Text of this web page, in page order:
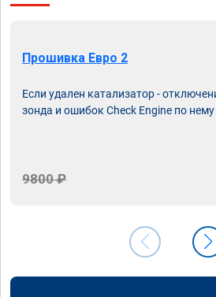
Прошивка Евро 2
Если удален катализатор -
зонда и ошибок Check Engine по нему
9800 ₽